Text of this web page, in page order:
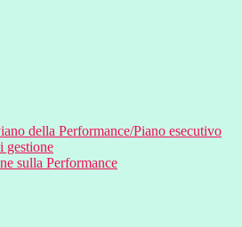
della Performance/Piano esecutivo
gestione
sulla Performance